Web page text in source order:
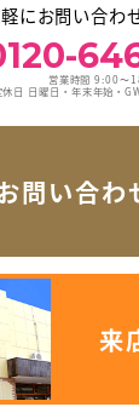
にお問い合わ
営業時間 9:00〜
休日 日曜日・年末年始・
問い合わ
来